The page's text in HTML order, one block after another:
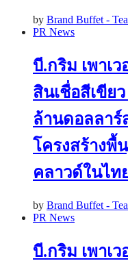
by Brand Buffet -
PR News
บี.กริม เพาเ
สินเชื่อสีเขีย
ล้านดอลลา
โครงสร้างพื้
คลาวด์ในไท
by Brand Buffet -
PR News
บี.กริม เพาเ